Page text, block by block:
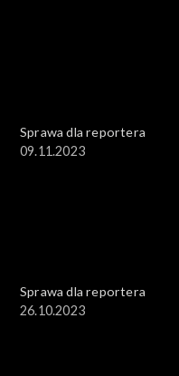
Sprawa dla reportera
09.11.2023
Sprawa dla reportera
26.10.2023